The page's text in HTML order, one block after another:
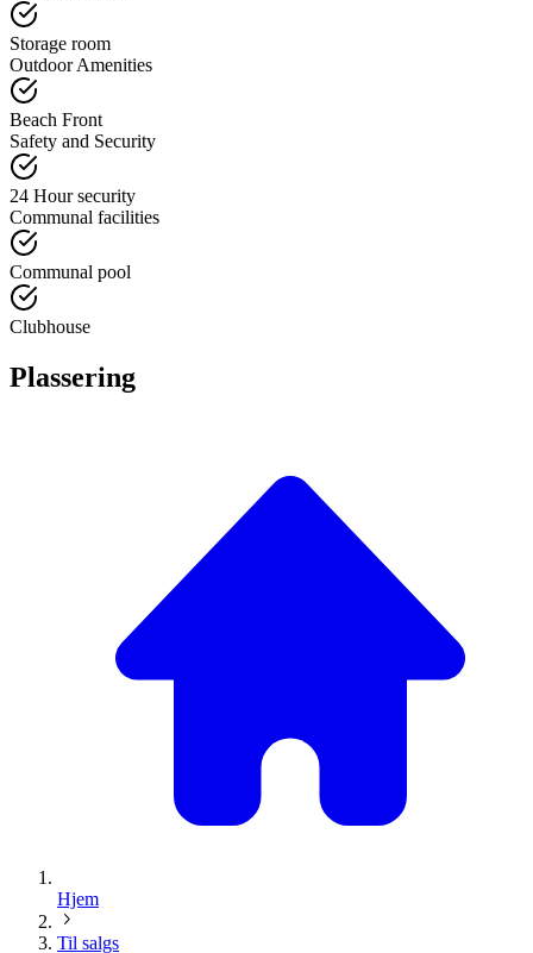
Storage room
Outdoor Amenities
Beach Front
Safety and Security
24 Hour security
Communal facilities
Communal pool
Clubhouse
Plassering
Hjem
Til salgs